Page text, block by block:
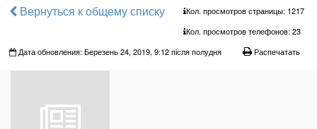
Вернуться к общему списку
Кол. просмотров страницы: 1217
Кол. просмотров телефонов: 23
Дата обновления: Березень 24, 2019, 9:12 після полудня
Распечатать